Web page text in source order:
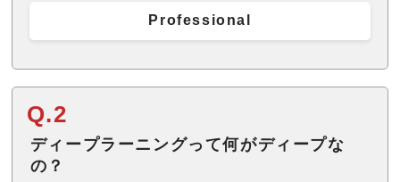
Professional
Q.2
ディープラーニングって何がディープな
の？